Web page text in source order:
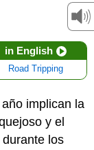
in English
Road Tripping
implican la
y el
los